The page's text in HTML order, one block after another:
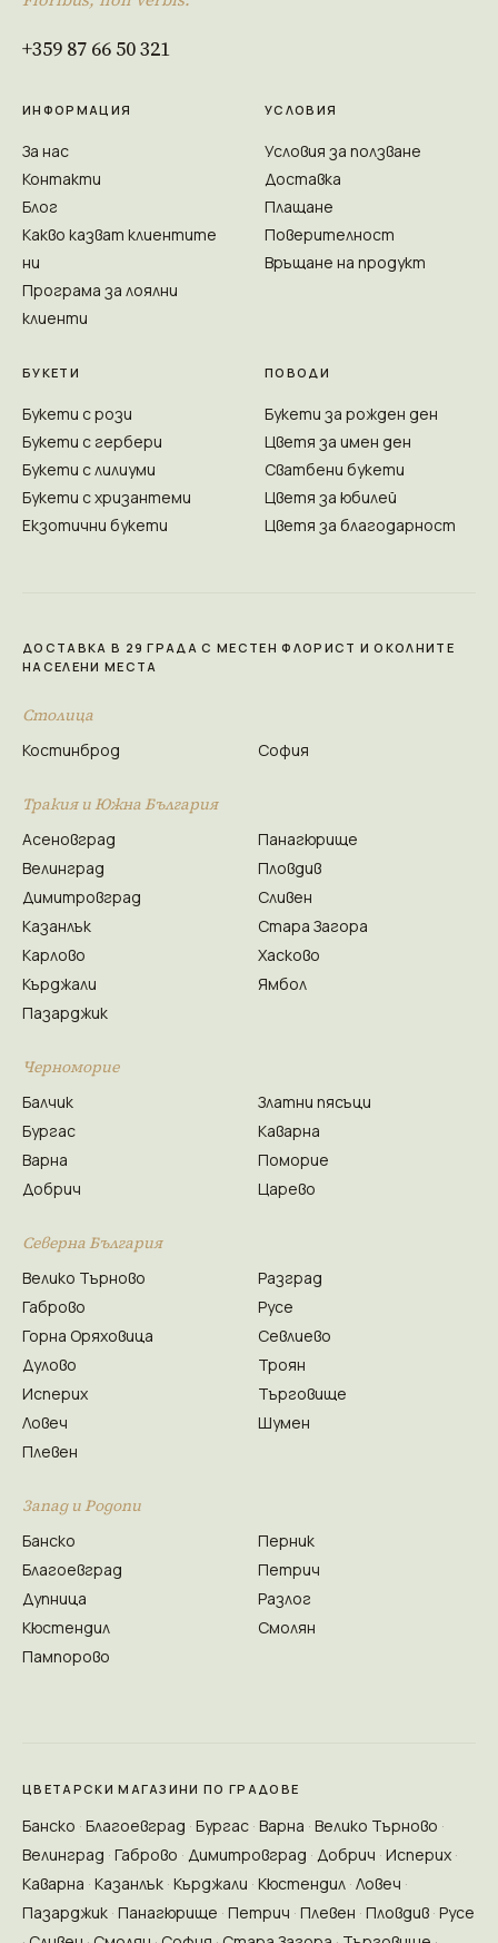
+359 87 66 50 321
ИНФОРМАЦИЯ
За нас
Контакти
Блог
Какво казват клиентите
ни
Програма за лоялни
клиенти
УСЛОВИЯ
Условия за ползване
Доставка
Плащане
Поверителност
Връщане на продукт
БУКЕТИ
Букети с рози
Букети с гербери
Букети с лилиуми
Букети с хризантеми
Екзотични букети
ПОВОДИ
Букети за рожден ден
Цветя за имен ден
Сватбени букети
Цветя за юбилей
Цветя за благодарност
ДОСТАВКА В 29 ГРАДА С МЕСТЕН ФЛОРИСТ И ОКОЛНИТЕ
НАСЕЛЕНИ МЕСТА
Столица
Костинброд София
Тракия и Южна България
Асеновград
Велинград
Димитровград
Казанлък
Карлово
Кърджали
Пазарджик
Панагюрище
Пловдив
Сливен
Стара Загора
Хасково
Ямбол
Черноморие
Балчик
Бургас
Варна
Добрич
Златни пясъци
Каварна
Поморие
Царево
Северна България
Велико Търново
Габрово
Горна Оряховица
Дулово
Исперих
Ловеч
Плевен
Разград
Русе
Севлиево
Троян
Търговище
Шумен
Запад и Родопи
Банско
Благоевград
Дупница
Кюстендил
Пампорово
Перник
Петрич
Разлог
Смолян
ЦВЕТАРСКИ МАГАЗИНИ ПО ГРАДОВЕ
Банско Благоевград Бургас Варна Велико Търново
Велинград Габрово Димитровград Добрич Исперих
Каварна Казанлък Кърджали Кюстендил Ловеч
Пазарджик Панагюрище Петрич Плевен Пловдив Русе